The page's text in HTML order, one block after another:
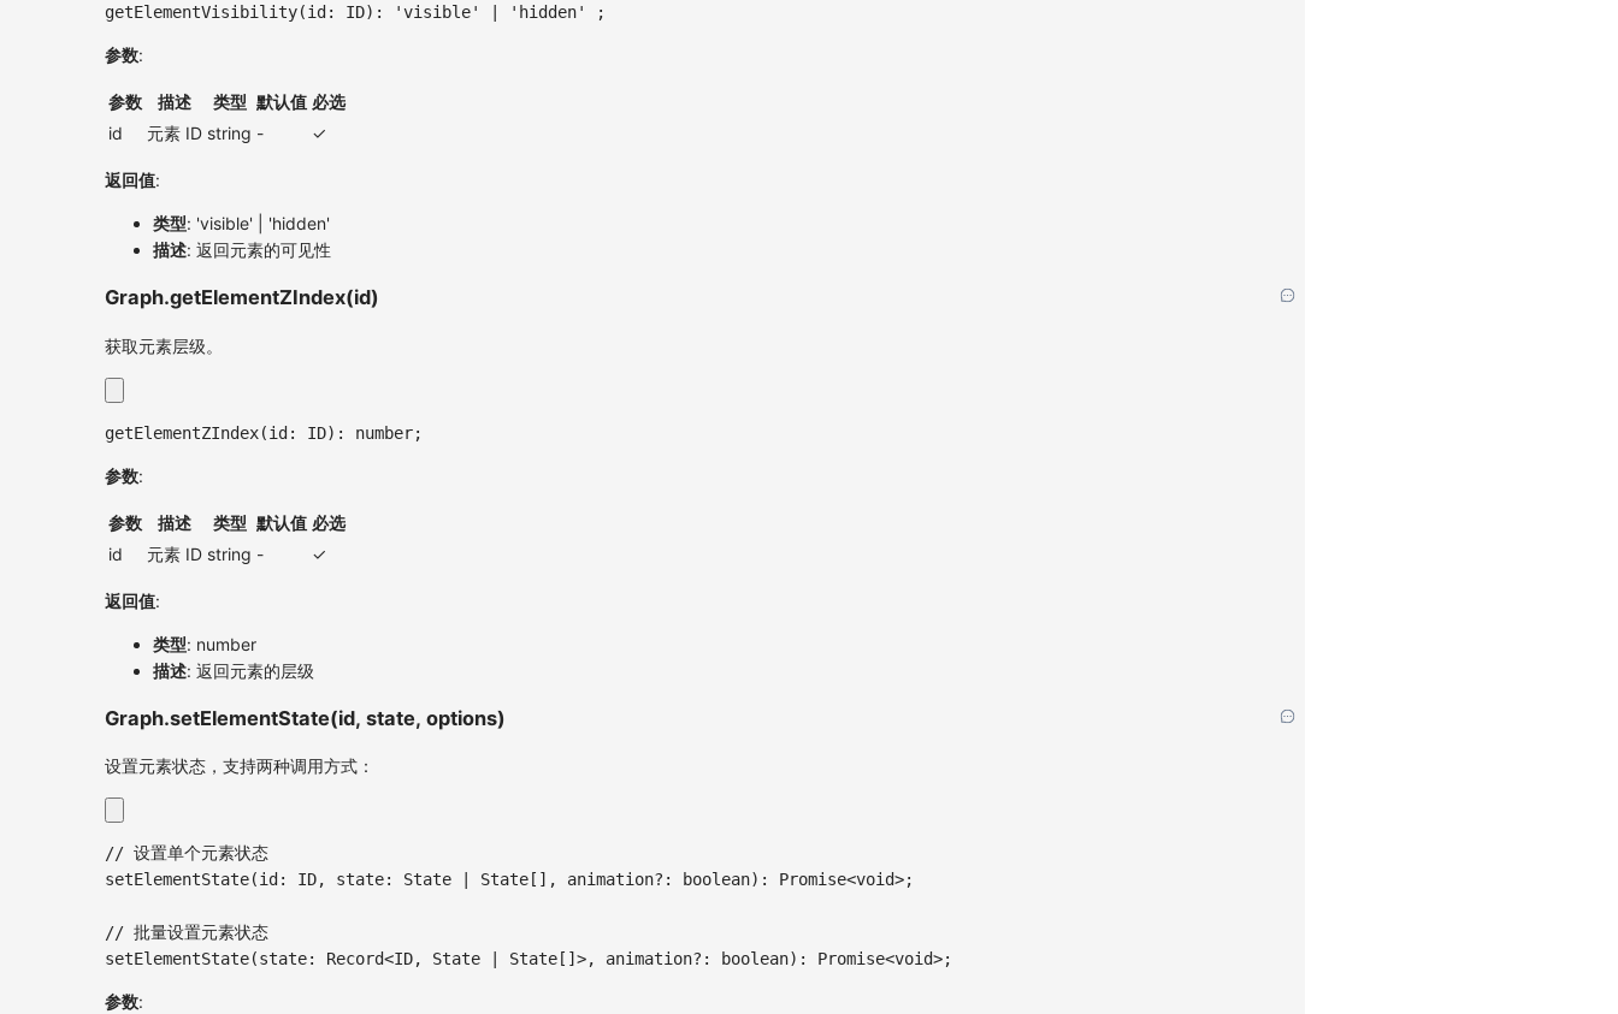
getElementVisibility(id : ID) : 'visible' 'hidden' ;
参数:
参数 描述 类型 默认值 必选
id
元素 ID string - ✓
返回值:
类型: 'visible' | 'hidden'
描述: 返回元素的可见性
Graph.getElementZIndex(id)
获取元素层级。
getElementZIndex(id: ID) : number;
参数:
参数 描述 类型 默认值 必选
id
元素 ID string - ✓
返回值:
类型: number
描述: 返回元素的层级
Graph.setElementState(id, state, options)
设置元素状态，支持两种调用方式：
// 设置单个元素状态
setElementState(id : ID, state: State State [ ] , animation? : boolean) : Promise<void>;
// 批量设置元素状态
setElementState(state: Record<ID, State State [ ] >, animation? : boolean) : Promise<void>;
参数: